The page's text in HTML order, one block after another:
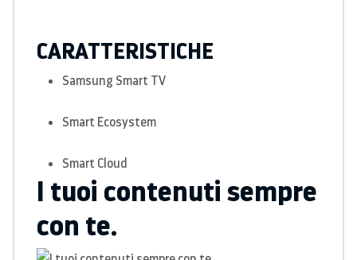
CARATTERISTICHE
Samsung Smart TV
Smart Ecosystem
Smart Cloud
I tuoi contenuti sempre
con te.